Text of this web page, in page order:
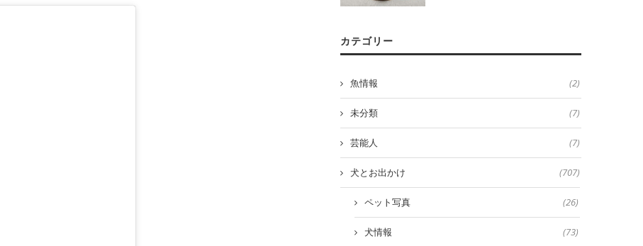
カテゴリー
魚情報 (2)
未分類 (7)
芸能人 (7)
犬とお出かけ (707)
ペット写真 (26)
犬情報 (73)